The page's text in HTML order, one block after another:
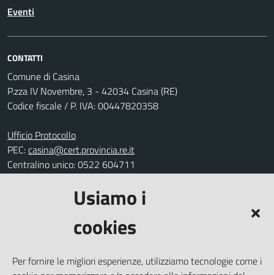
Usiamo i
cookies
Per fornire le migliori esperienze, utilizziamo tecnologie come i
Eventi
CONTATTI
Comune di Casina
P.zza IV Novembre, 3 - 42034 Casina (RE)
Codice fiscale / P. IVA: 00447820358
Ufficio Protocollo
PEC:casina@cert.provincia.re.it
Centralino unico: 0522 604711
Segnalazione disservizio
Amministrazione trasparente